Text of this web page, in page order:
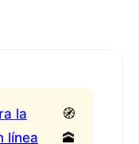
la
línea
🧭
🕋